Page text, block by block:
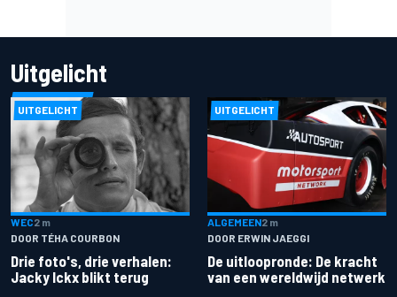
Uitgelicht
UITGELICHT
WEC2 m
DOOR TÉHA COURBON
Drie foto's, drie verhalen:
Jacky Ickx blikt terug
UITGELICHT
ALGEMEEN2 m
DOOR ERWIN JAEGGI
De uitloopronde: De kracht
van een wereldwijd netwerk